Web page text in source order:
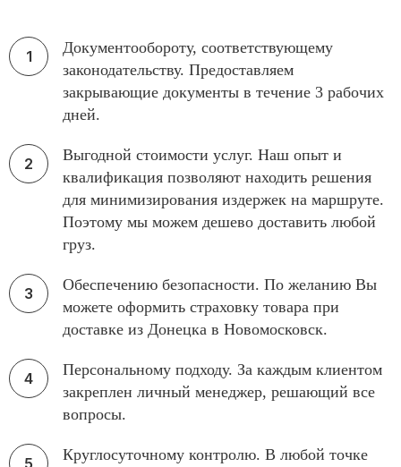
Документообороту, соответствующему
законодательству. Предоставляем
закрывающие документы в течение 3 рабочих
дней.
Выгодной стоимости услуг. Наш опыт и
квалификация позволяют находить решения
для минимизирования издержек на маршруте.
Поэтому мы можем дешево доставить любой
груз.
Обеспечению безопасности. По желанию Вы
можете оформить страховку товара при
доставке из Донецка в Новомосковск.
Персональному подходу. За каждым клиентом
закреплен личный менеджер, решающий все
вопросы.
Круглосуточному контролю. В любой точке